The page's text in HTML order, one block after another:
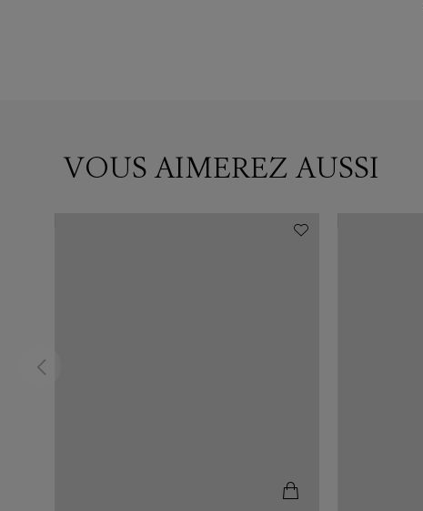
VOUS AIMEREZ AUSSI